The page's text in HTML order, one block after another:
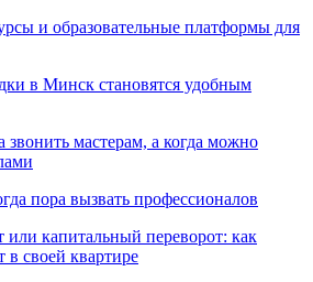
и образовательные платформы для
в Минск становятся удобным
звонить мастерам, а когда можно
пора вызвать профессионалов
или капитальный переворот: как
в своей квартире